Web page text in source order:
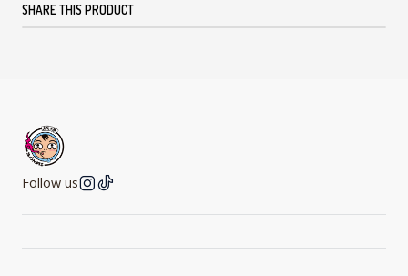
SHARE THIS PRODUCT
Follow us